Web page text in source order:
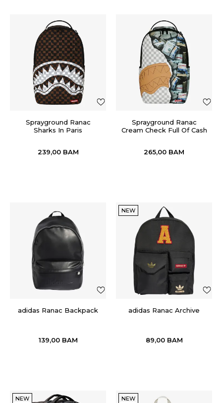
Sprayground Ranac
Sharks In Paris
239,00 BAM
Sprayground Ranac
Cream Check Full Of Cash
265,00 BAM
adidas Ranac Backpack
139,00 BAM
NEW
adidas Ranac Archive
89,00 BAM
NEW NEW